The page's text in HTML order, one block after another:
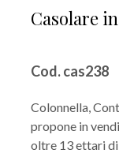
Casolare
Cod. cas238
Colonnella,
propone in
oltre 13 ettari